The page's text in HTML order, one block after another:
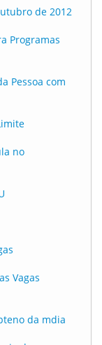
de 2012
Programas
Pessoa com
no
Vagas
da mdia